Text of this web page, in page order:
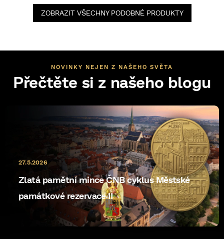
ZOBRAZIT VŠECHNY PODOBNÉ PRODUKTY
NOVINKY NEJEN Z NAŠEHO SVĚTA
Přečtěte si z našeho blogu
Zlatá pamětní mince ČNB cyklus Městské
památkové rezervace II
27.5.2026